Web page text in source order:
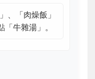
、「肉燥飯」
牛雜湯」。